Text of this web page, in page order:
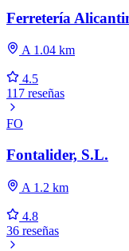
Ferretería
A 1.04 km
4.5
117 reseñas
FO
Fontalider, S.L.
A 1.2 km
4.8
36 reseñas